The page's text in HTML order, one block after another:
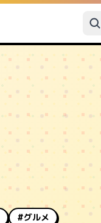
#グルメ